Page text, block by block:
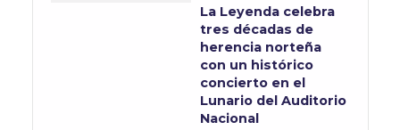
La Leyenda celebra
tres décadas de
herencia norteña
con un histórico
concierto en el
Lunario del Auditorio
Nacional